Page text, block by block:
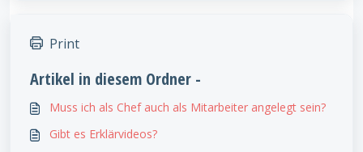
Print
Artikel in diesem Ordner -
Muss ich als Chef auch als Mitarbeiter angelegt sein?
Gibt es Erklärvideos?